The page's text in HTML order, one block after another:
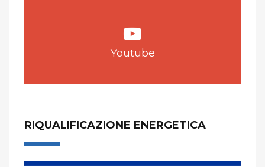
Youtube
RIQUALIFICAZIONE ENERGETICA